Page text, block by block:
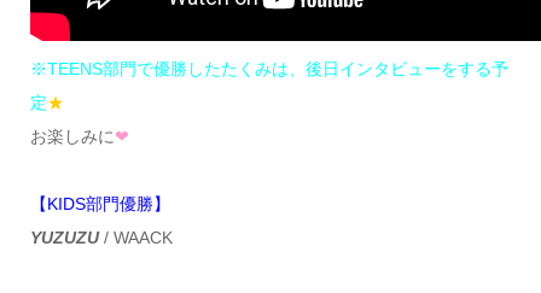
※TEENS部門で優勝したたくみは、後日インタビューをする予
定★
お楽しみに❤︎
【KIDS部門優勝】
YUZUZU/ WAACK